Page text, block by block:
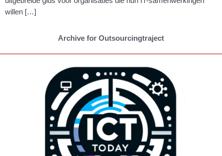
willen […]
Archive for Outsourcingtraject